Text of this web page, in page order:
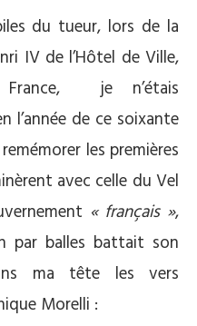
du tueur, lors de la
IV de l’Hôtel de Ville,
je n’étais
l’année de ce soixante
les premières
avec celle du Vel
« français »,
par balles battait son
ma tête les vers
Morelli :